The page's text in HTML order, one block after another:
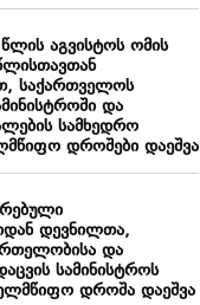
აგვისტოს ომის
საქართველოს
და
სამხედრო
დროშები დაეშვა
დევნილთა,
და
სამინისტროს
დროშა დაეშვა